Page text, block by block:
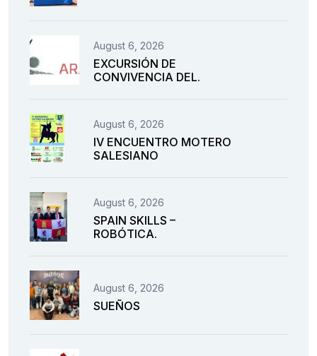
August 6, 2026
EXCURSIÓN DE
CONVIVENCIA DEL.
August 6, 2026
IV ENCUENTRO MOTERO
SALESIANO
August 6, 2026
SPAIN SKILLS –
ROBÓTICA.
August 6, 2026
SUEÑOS